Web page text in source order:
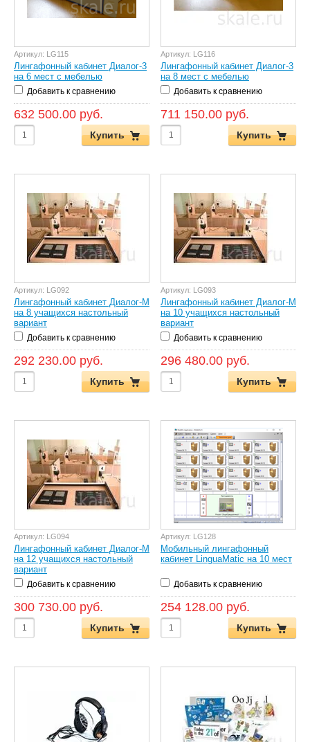
Артикул: LG115
Лингафонный кабинет Диалог-3
на 6 мест с мебелью
Добавить к сравнению
632 500.00 руб.
Купить
Артикул: LG116
Лингафонный кабинет Диалог-3
на 8 мест с мебелью
Добавить к сравнению
711 150.00 руб.
Купить
Артикул: LG092
Лингафонный кабинет Диалог-М
на 8 учащихся настольный
вариант
Добавить к сравнению
292 230.00 руб.
Купить
Артикул: LG093
Лингафонный кабинет Диалог-М
на 10 учащихся настольный
вариант
Добавить к сравнению
296 480.00 руб.
Купить
Артикул: LG094
Лингафонный кабинет Диалог-М
на 12 учащихся настольный
вариант
Добавить к сравнению
300 730.00 руб.
Купить
Артикул: LG128
Мобильный лингафонный
кабинет LinguaMatic на 10 мест
Добавить к сравнению
254 128.00 руб.
Купить